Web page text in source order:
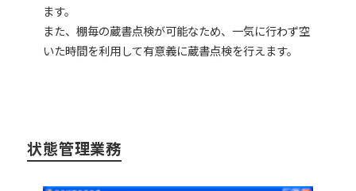
ます。
また、棚毎の蔵書点検が可能なため、一気に行わず空
いた時間を利用して有意義に蔵書点検を行えます。
状態管理業務